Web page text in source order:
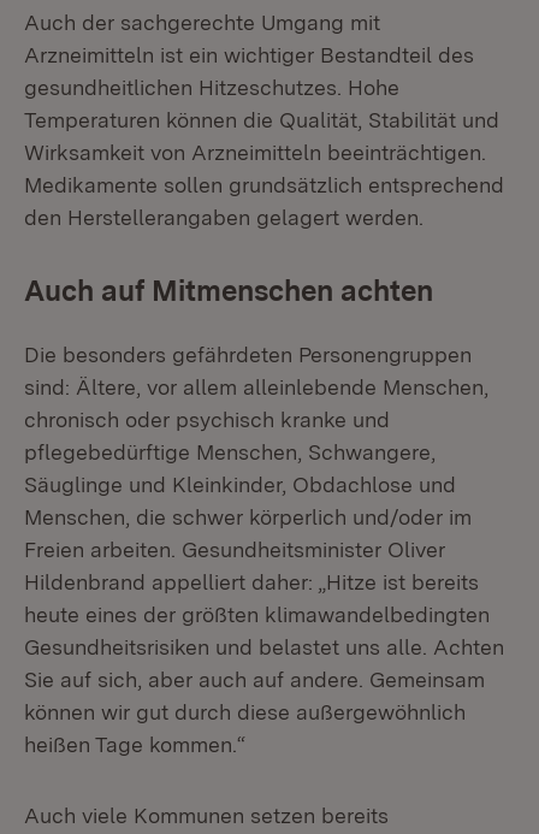
Auch der sachgerechte Umgang mit
Arzneimitteln ist ein wichtiger Bestandteil des
gesundheitlichen Hitzeschutzes. Hohe
Temperaturen können die Qualität, Stabilität und
Wirksamkeit von Arzneimitteln beeinträchtigen.
Medikamente sollen grundsätzlich entsprechend
den Herstellerangaben gelagert werden.
Auch auf Mitmenschen achten
Die besonders gefährdeten Personengruppen
sind: Ältere, vor allem alleinlebende Menschen,
chronisch oder psychisch kranke und
pflegebedürftige Menschen, Schwangere,
Säuglinge und Kleinkinder, Obdachlose und
Menschen, die schwer körperlich und/oder im
Freien arbeiten. Gesundheitsminister Oliver
Hildenbrand appelliert daher: „Hitze ist bereits
heute eines der größten klimawandelbedingten
Gesundheitsrisiken und belastet uns alle. Achten
Sie auf sich, aber auch auf andere. Gemeinsam
können wir gut durch diese außergewöhnlich
heißen Tage kommen.“
Auch viele Kommunen setzen bereits